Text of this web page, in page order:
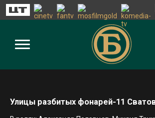
Улицы разбитых фонарей-11